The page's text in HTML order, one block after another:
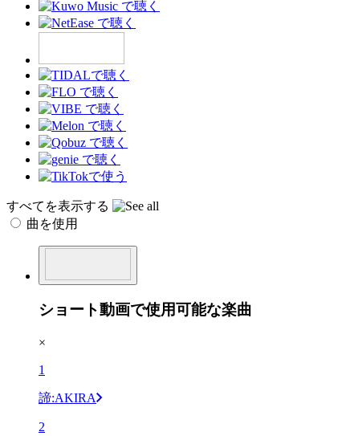
すべてを表示する
曲を使用
ショート動画で使用可能な楽曲
×
1
諦:AKIRA
2